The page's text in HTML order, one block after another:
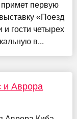
примет первую
«Поезд
и гости четырех
в...
и Аврора